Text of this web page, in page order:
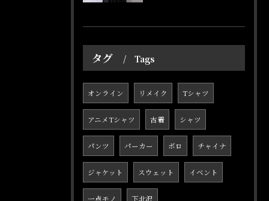
タグ Tags
オンライン リメイク Tシャツ
アニメTシャツ 古着 シャツ
パンツ パーカー ボロ チャイナ
ジャケット スウェット イベント
一点モノ 下北沢